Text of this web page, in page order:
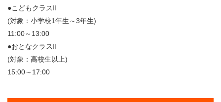
●こどもクラスⅡ
(対象：小学校1年生～3年生)
11:00～13:00
●おとなクラスⅡ
(対象：高校生以上)
15:00～17:00